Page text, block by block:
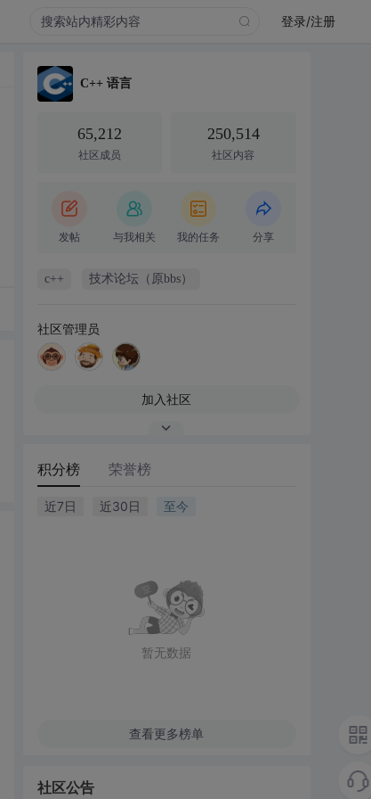
登录/注册
C++ 语言
65,212
社区成员
250,514
社区内容
发帖 与我相关 我的任务 分享
c++ 技术论坛（原bbs）
社区管理员
加入社区
积分榜 荣誉榜
近7日 近30日 至今
暂无数据
查看更多榜单
社区公告